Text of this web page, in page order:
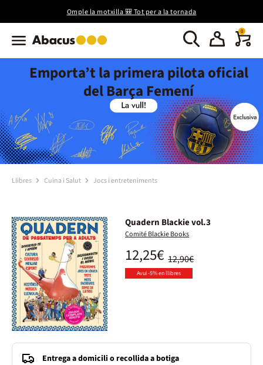
Omple la motxilla 🎒 Tot per a la tornada
0
Emporta’t la primera pilota oficial
del Barça Femení
Llibres Cuina i Salut Jocs i entreteniments
Quadern Blackie vol.3
Comité Blackie Books
12,90€
12,25€
Avui -5% en llibres
Entrega a domicili o recollida a botiga